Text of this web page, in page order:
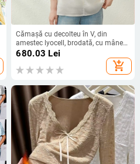
Cămașă cu decolteu în V, din
amestec lyocell, brodată, cu mâneci
3/4
680.03 Lei
add_shopping_cart